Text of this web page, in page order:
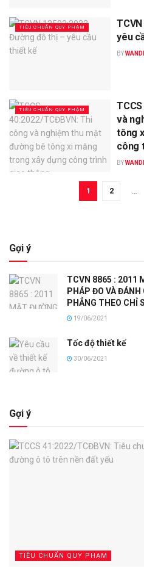
TIÊU CHUẨN QUY PHẠM
yêu
BY
TIÊU CHUẨN QUY PHẠM
và
tông
công
BY
1 2 …
Gợi ý
TCVN 8865 : 2011
PHÁP ĐO VÀ ĐÁNH
PHẲNG THEO CHỈ
19/06/2021
Tốc độ thiết kế
30/06/2021
Gợi ý
TIÊU CHUẨN QUY PHẠM